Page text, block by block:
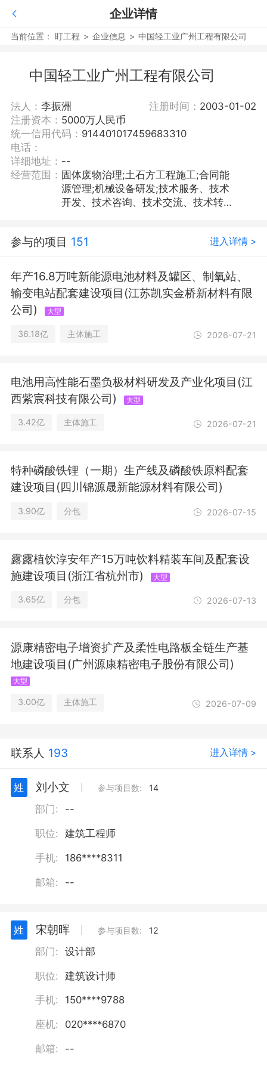
企业详情
当前位置： 盯工程 > 企业信息 > 中国轻工业广州工程有限公司
中国轻工业广州工程有限公司
法人： 李振洲 注册时间： 2003-01-02
注册资本： 5000万人民币
统一信用代码： 914401017459683310
电话：
详细地址： --
经营范围： 固体废物治理;土石方工程施工;合同能
源管理;机械设备研发;技术服务、技术
开发、技术咨询、技术交流、技术转
售;水资源管理;住房租赁;新材料技术推
育场地设施工程施工;包装专用设备制
造;对外承包工程;土壤污染治理与修复
服务;大气污染治理;劳务服务（不含劳
务派遣）;园林绿化工程施工;普通机械
能行业应用系统集成服务;招投标代理服
咨询服务;畜禽粪污处理;工程技术服务
（规划管理、勘察、设计、监理除外）;
地质勘查技术服务;数字文化创意内容应
用服务;新兴能源技术研发;土壤环境污
据处理和存储支持服务;信息系统集成服
务;数字内容制作服务（不含出版发
行）;发电技术服务;机械设备销售;人工
工程机械与设备租赁;生物质能技术服
房地产租赁;集成电路设计;平面设计;太
阳能发电技术服务;规划设计管理;食
品、酒、饮料及茶生产专用设备制造;风
力发电技术服务;通用设备制造（不含特
化工产品销售（不含许可类化工产品）;
资源再生利用技术研发;生态环境材料制
造;新型催化材料及助剂销售;环境保护
智能控制系统集成;货物进出口;技术进
出口;工程造价咨询业务;特种设备设计;
统设计;电气安装服务;建筑物拆除作业
施工
参与的项目 151 进入详情 >
年产16.8万吨新能源电池材料及罐区、制氧站、
输变电站配套建设项目(江苏凯实金桥新材料有限
公司)
大型
36.18亿 主体施工 2026-07-21
电池用高性能石墨负极材料研发及产业化项目(江
西紫宸科技有限公司)
大型
3.42亿 主体施工 2026-07-21
特种磷酸铁锂（一期）生产线及磷酸铁原料配套
建设项目(四川锦源晟新能源材料有限公司)
3.90亿 分包 2026-07-15
露露植饮淳安年产15万吨饮料精装车间及配套设
施建设项目(浙江省杭州市)
大型
3.65亿 分包 2026-07-13
源康精密电子增资扩产及柔性电路板全链生产基
地建设项目(广州源康精密电子股份有限公司)
大型
3.00亿 主体施工 2026-07-09
联系人 193 进入详情 >
姓 刘小文 参与项目数: 14
部门: --
职位: 建筑工程师
手机: 186****8311
邮箱: --
姓 宋朝晖 参与项目数: 12
部门: 设计部
职位: 建筑设计师
手机: 150****9788
座机: 020****6870
邮箱: --